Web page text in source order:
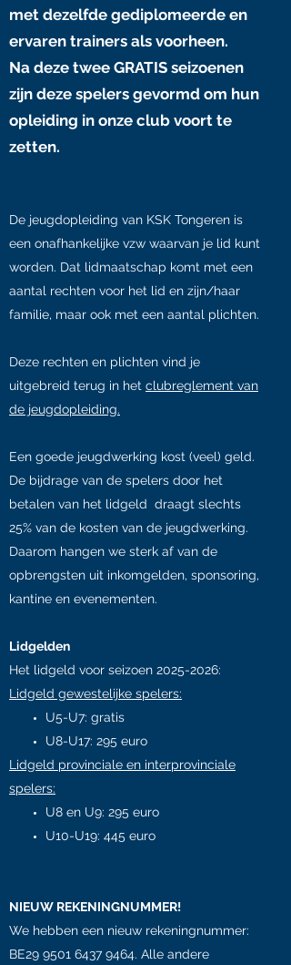
met dezelfde gediplomeerde en
ervaren trainers als voorheen.
Na deze twee GRATIS seizoenen
zijn deze spelers gevormd om hun
opleiding in onze club voort te
zetten.
De jeugdopleiding van KSK Tongeren is
een onafhankelijke vzw waarvan je lid kunt
worden. Dat lidmaatschap komt met een
aantal rechten voor het lid en zijn/haar
familie, maar ook met een aantal plichten.
Deze rechten en plichten vind je
uitgebreid terug in het clubreglement van
de jeugdopleiding.
Een goede jeugdwerking kost (veel) geld.
De bijdrage van de spelers door het
betalen van het lidgeld draagt slechts
25% van de kosten van de jeugdwerking.
Daarom hangen we sterk af van de
opbrengsten uit inkomgelden, sponsoring,
kantine en evenementen.
Lidgelden
Het lidgeld voor seizoen 2025-2026:
Lidgeld gewestelijke spelers:
U5-U7: gratis
U8-U17: 295 euro
Lidgeld provinciale en interprovinciale
spelers:
U8 en U9: 295 euro
U10-U19: 445 euro
NIEUW REKENINGNUMMER!
We hebben een nieuw rekeningnummer:
BE29 9501 6437 9464. Alle andere